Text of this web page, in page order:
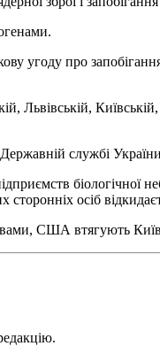
угоду про
Львівській,
службі
біологічної
осіб
США втягують Київ